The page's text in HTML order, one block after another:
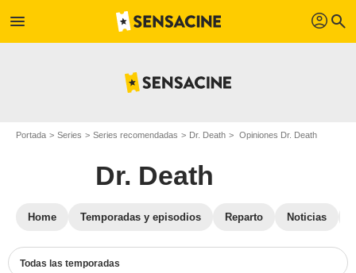
menu profil search
Portada Series Series recomendadas Dr. Death Opiniones Dr. Death
Dr. Death
Home Temporadas y episodios Reparto Noticias
Todas las temporadas